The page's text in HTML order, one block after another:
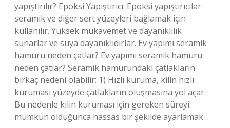
yapıştırılır? Epoksi Yapıştırıcı: Epoksi yapıştırıcılar
seramik ve diğer sert yüzeyleri bağlamak için
kullanılır. Yüksek mukavemet ve dayanıklılık
sunarlar ve suya dayanıklıdırlar. Ev yapımı seramik
hamuru neden çatlar? Ev yapımı seramik hamuru
neden çatlar? Seramik hamurundaki çatlakların
birkaç nedeni olabilir: 1) Hızlı kuruma, kilin hızlı
kuruması yüzeyde çatlakların oluşmasına yol açar.
Bu nedenle kilin kuruması için gereken süreyi
mümkün olduğunca hassas bir şekilde ayarlamak…